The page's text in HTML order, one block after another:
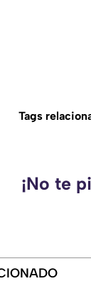
Tags
¡No te